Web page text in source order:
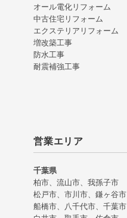
オール電化リフォーム
中古住宅リフォーム
エクステリアリフォーム
増改築工事
防水工事
耐震補強工事
営業エリア
千葉県
柏市、流山市、我孫子市
松戸市、市川市、鎌ヶ谷市
船橋市、八千代市、千葉市